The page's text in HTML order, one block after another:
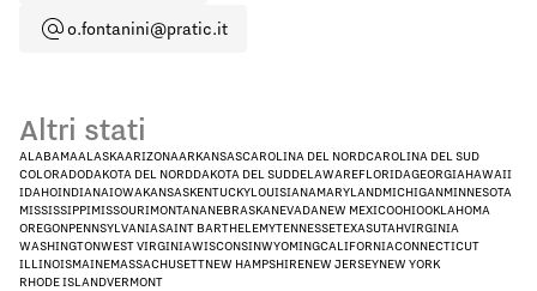
o.fontanini@pratic.it
Altri stati
ALABAMAALASKAARIZONAARKANSASCAROLINA DEL NORDCAROLINA DEL SUD
COLORADODAKOTA DEL NORDDAKOTA DEL SUDDELAWAREFLORIDAGEORGIAHAWAII
IDAHOINDIANAIOWAKANSASKENTUCKYLOUISIANAMARYLANDMICHIGANMINNESOTA
MISSISSIPPIMISSOURIMONTANANEBRASKANEVADANEW MEXICOOHIOOKLAHOMA
OREGONPENNSYLVANIASAINT BARTHELEMYTENNESSETEXASUTAHVIRGINIA
WASHINGTONWEST VIRGINIAWISCONSINWYOMINGCALIFORNIACONNECTICUT
ILLINOISMAINEMASSACHUSETTNEW HAMPSHIRENEW JERSEYNEW YORK
RHODE ISLANDVERMONT